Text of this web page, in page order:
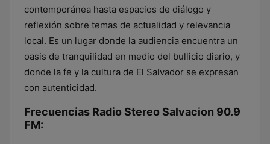
contemporánea hasta espacios de diálogo y
reflexión sobre temas de actualidad y relevancia
local. Es un lugar donde la audiencia encuentra un
oasis de tranquilidad en medio del bullicio diario, y
donde la fe y la cultura de El Salvador se expresan
con autenticidad.
Frecuencias Radio Stereo Salvacion 90.9
FM: